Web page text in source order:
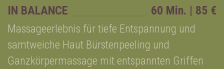
IN BALANCE 60 Min. | 85 €
Massageerlebnis für tiefe Entspannung und
samtweiche Haut Bürstenpeeling und
Ganzkörpermassage mit entspannten Griffen